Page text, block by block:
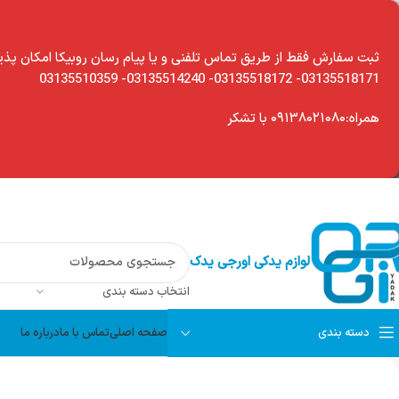
modal-check
ثبت سفارش فقط از طریق تماس تلفنی و یا پیام رسان روبیکا امکان
03135518171- 03135518172- 03135514240- 03135510359
همراه:۰۹۱۳۸۰۲۱۰۸۰ با تشکر
لوازم یدکی اورجی یدک
انتخاب دسته بندی
دسته بندی صفحه اصلیتماس با مادرباره ما